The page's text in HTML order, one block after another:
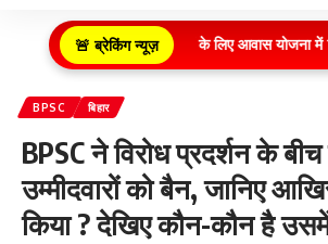
🚨 ब्रेकिंग न्यूज़
ग्रामीण क्षेत्र के गरीब परिवारों के लिए आवास योजना में
BPSC बिहार
BPSC ने विरोध प्रदर्शन के
उम्मीदवारों को बैन, जानिए
किया ? देखिए कौन-कौन है